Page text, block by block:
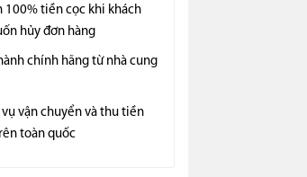
100% tiền cọc khi khách
hủy đơn hàng
chính hãng từ nhà cung
vận chuyển và thu tiền
toàn quốc